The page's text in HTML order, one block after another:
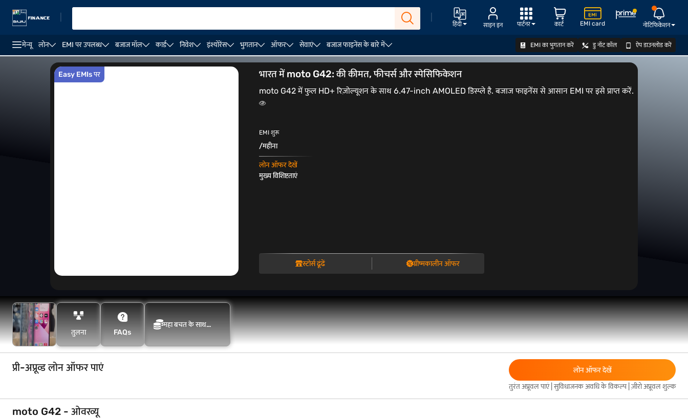
हिंदी साइन इन EMI card नोटिफिकेशन
कार्ट
पार्टनर
मेन्यू लोन EMI पर उपलब्ध बजाज मॉल कार्ड निवेश इंश्योरेंस भुगतान ऑफर सेवाएं बजाज फाइनेंस के बारे में EMI का भुगतान करें डु नॉट कॉल ऐप डाउनलोड करें
Motorola मोबाइल ₹20,000 के अंदर मोबाइल फोन सर्वश्रेष्ठ कैमरा फोन 5G मोबाइल ऑफर देखें
भारत में moto G42: की कीमत, फीचर्स और स्पेसिफिकेशन
moto G42 में फुल HD+ रिज़ोल्यूशन के साथ 6.47-inch AMOLED डिस्प्ले है. बजाज फाइनेंस से आसान EMI पर इसे प्राप्त करें.
Easy EMIs पर
EMI शुरू
/महीना
लोन ऑफर देखें
मुख्य विशिष्टताएं
स्टोर्स ढूंढें ग्रीष्मकालीन ऑफर
तुलना FAQs
महा बचत के साथ
प्री-अप्रूव्ड लोन ऑफर पाएं
लोन ऑफर देखें
तुरंत अप्रूवल पाएं | सुविधाजनक अवधि के विकल्प | ज़ीरो अप्रूवल शुल्क
moto G42 - ओवरव्यू